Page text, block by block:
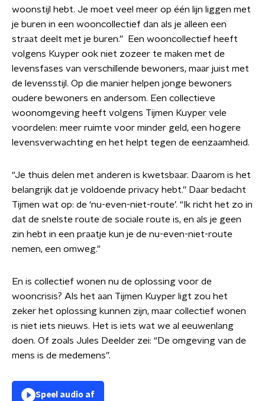
woonstijl hebt. Je moet veel meer op één lijn liggen met
je buren in een wooncollectief dan als je alleen een
straat deelt met je buren.” Een wooncollectief heeft
volgens Kuyper ook niet zozeer te maken met de
levensfases van verschillende bewoners, maar juist met
de levensstijl. Op die manier helpen jonge bewoners
oudere bewoners en andersom. Een collectieve
woonomgeving heeft volgens Tijmen Kuyper vele
voordelen: meer ruimte voor minder geld, een hogere
levensverwachting en het helpt tegen de eenzaamheid.
“Je thuis delen met anderen is kwetsbaar. Daarom is het
belangrijk dat je voldoende privacy hebt.” Daar bedacht
Tijmen wat op: de ‘nu-even-niet-route’. “Ik richt het zo in
dat de snelste route de sociale route is, en als je geen
zin hebt in een praatje kun je de nu-even-niet-route
nemen, een omweg."
En is collectief wonen nu de oplossing voor de
wooncrisis? Als het aan Tijmen Kuyper ligt zou het
zeker het oplossing kunnen zijn, maar collectief wonen
is niet iets nieuws. Het is iets wat we al eeuwenlang
doen. Of zoals Jules Deelder zei: “De omgeving van de
mens is de medemens”.
Speel audio af